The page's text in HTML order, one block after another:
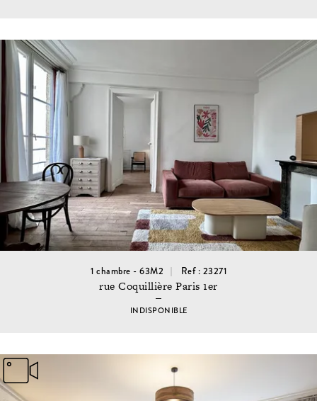
1 chambre - 63M2 Ref : 23271
rue Coquillière Paris 1er
INDISPONIBLE